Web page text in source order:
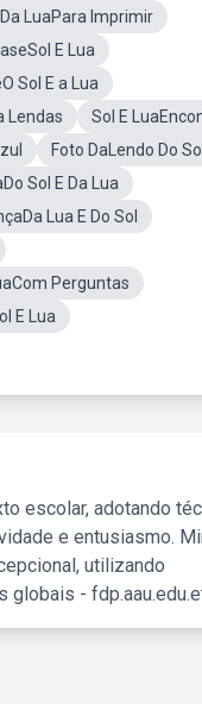
LuaPara Imprimir
E Lua
Sol E a Lua
Lendas
Sol E
Foto DaLendo Do Sol
Sol E Da Lua
Lua E Do Sol
Perguntas
E Lua
escolar, adotando
e entusiasmo.
utilizando
-